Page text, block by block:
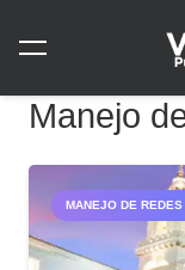
Manejo
MANEJO DE